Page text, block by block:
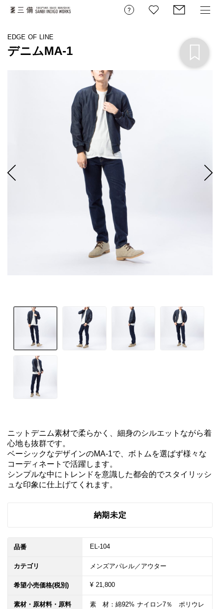
EDGE OF LINE
デニムMA-1
ニットデニム素材で柔らかく、細身のシルエットながら着
心地も抜群です。
ベーシックなデザインのMA-1で、ボトムを選ばず様々な
コーディネートで活躍します。
シンプルな中にトレンドを意識した都会的でスタイリッシ
ュな印象に仕上げてくれます。
納期未定
品番 EL-104
カテゴリ メンズアパレル／アウター
希望小売価格(税別) ¥ 21,800
素材・原材料・原料
素　材：綿92% ナイロン7％　ポリウレ